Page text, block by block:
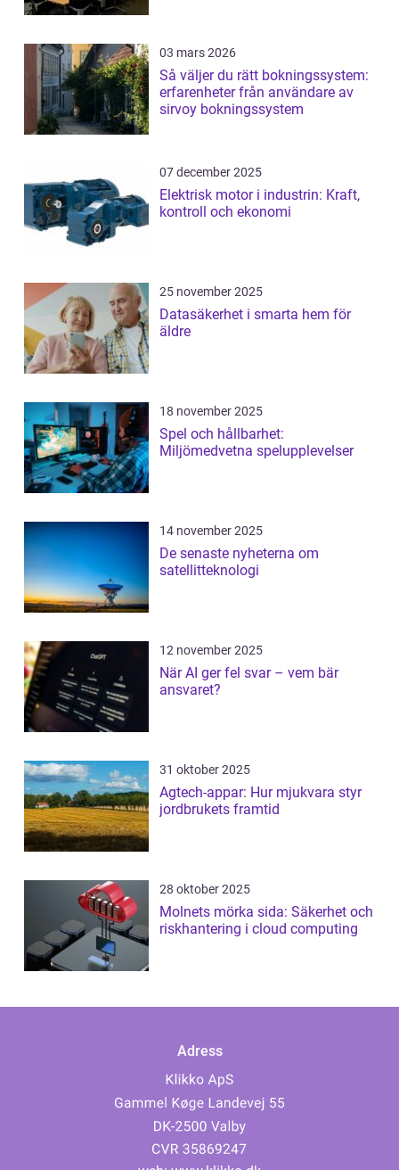
03 mars 2026
Så väljer du rätt bokningssystem:
erfarenheter från användare av
sirvoy bokningssystem
07 december 2025
Elektrisk motor i industrin: Kraft,
kontroll och ekonomi
25 november 2025
Datasäkerhet i smarta hem för
äldre
18 november 2025
Spel och hållbarhet:
Miljömedvetna spelupplevelser
14 november 2025
De senaste nyheterna om
satellitteknologi
12 november 2025
När AI ger fel svar – vem bär
ansvaret?
31 oktober 2025
Agtech-appar: Hur mjukvara styr
jordbrukets framtid
28 oktober 2025
Molnets mörka sida: Säkerhet och
riskhantering i cloud computing
Adress